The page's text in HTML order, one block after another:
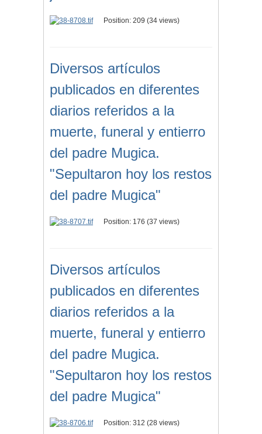
Position: 209 (34 views)
Diversos artículos
publicados en diferentes
diarios referidos a la
muerte, funeral y entierro
del padre Mugica.
"Sepultaron hoy los restos
del padre Mugica"
Position: 176 (37 views)
Diversos artículos
publicados en diferentes
diarios referidos a la
muerte, funeral y entierro
del padre Mugica.
"Sepultaron hoy los restos
del padre Mugica"
Position: 312 (28 views)